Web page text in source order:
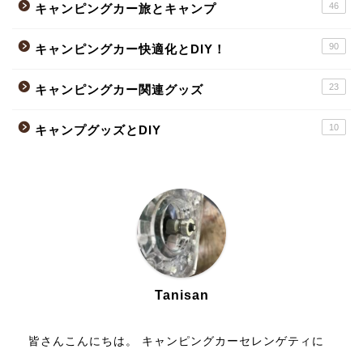
キャンピングカー旅とキャンプ 46
キャンピングカー快適化とDIY！ 90
キャンピングカー関連グッズ 23
キャンプグッズとDIY 10
Tanisan
皆さんこんにちは。 キャンピングカーセレンゲティに